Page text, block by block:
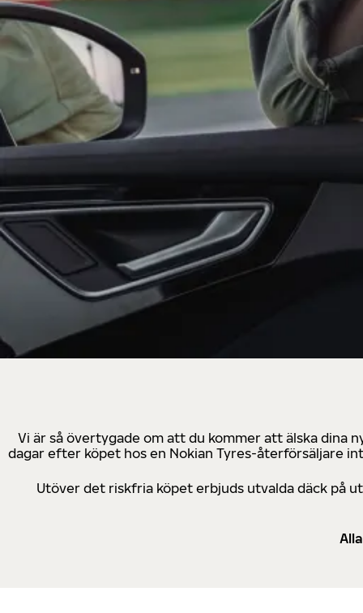
Vi är så övertygade om att du kommer att älska dina
dagar efter köpet hos en Nokian Tyres-återförsäljare
Utöver det riskfria köpet erbjuds utvalda däck på